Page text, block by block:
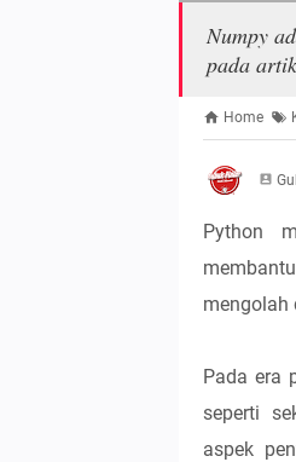
Numpy
pada
Home
Python
mengolah
Pada era
seperti
aspek